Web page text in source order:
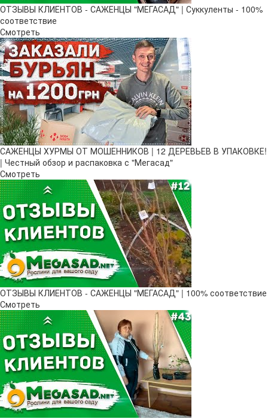
ОТЗЫВЫ КЛИЕНТОВ - САЖЕНЦЫ "МЕГАСАД" | Суккуленты - 100%
соответствие
Смотреть
САЖЕНЦЫ ХУРМЫ ОТ МОШЕННИКОВ | 12 ДЕРЕВЬЕВ В УПАКОВКЕ!
| Честный обзор и распаковка с "Мегасад"
Смотреть
ОТЗЫВЫ КЛИЕНТОВ - САЖЕНЦЫ "МЕГАСАД" | 100% соответствие
Смотреть